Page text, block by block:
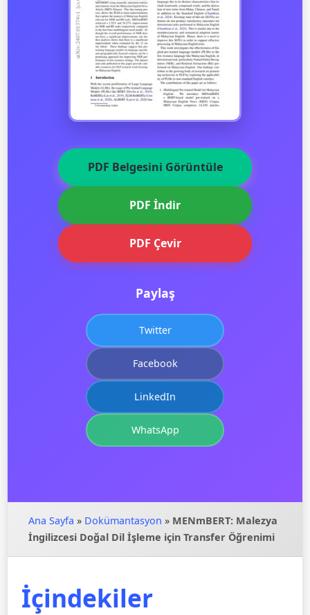
PDF Belgesini Görüntüle
PDF İndir
PDF Çevir
Paylaş
Twitter
Facebook
LinkedIn
WhatsApp
Ana Sayfa » Dokümantasyon » MENmBERT: Malezya
İngilizcesi Doğal Dil İşleme için Transfer Öğrenimi
İçindekiler